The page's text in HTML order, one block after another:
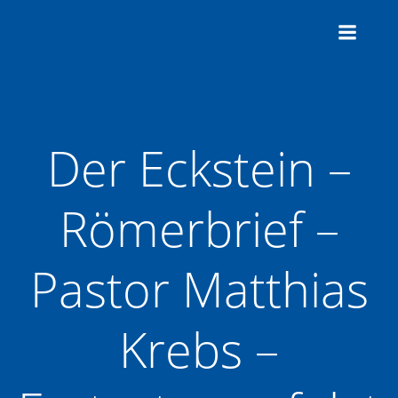
Der Eckstein –
Römerbrief –
Pastor Matthias
Krebs –